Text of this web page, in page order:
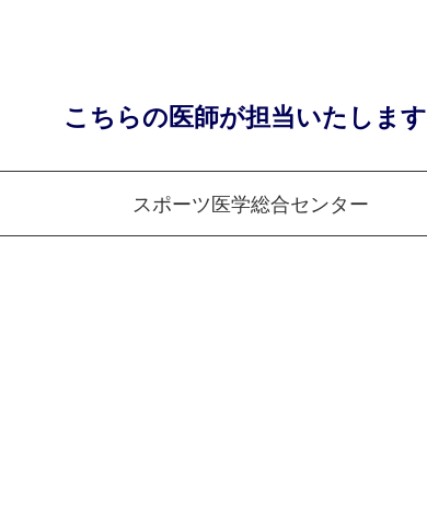
こちらの医師が担当いたします
スポーツ医学総合センター